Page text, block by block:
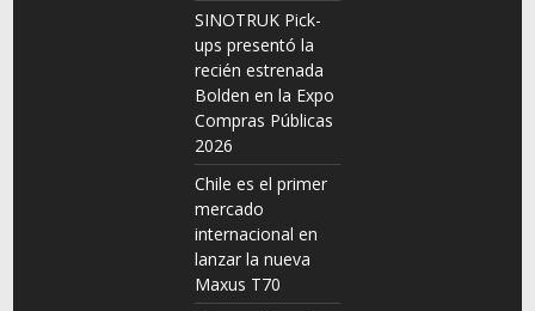
SINOTRUK Pick-
ups presentó la
recién estrenada
Bolden en la Expo
Compras Públicas
2026
Chile es el primer
mercado
internacional en
lanzar la nueva
Maxus T70